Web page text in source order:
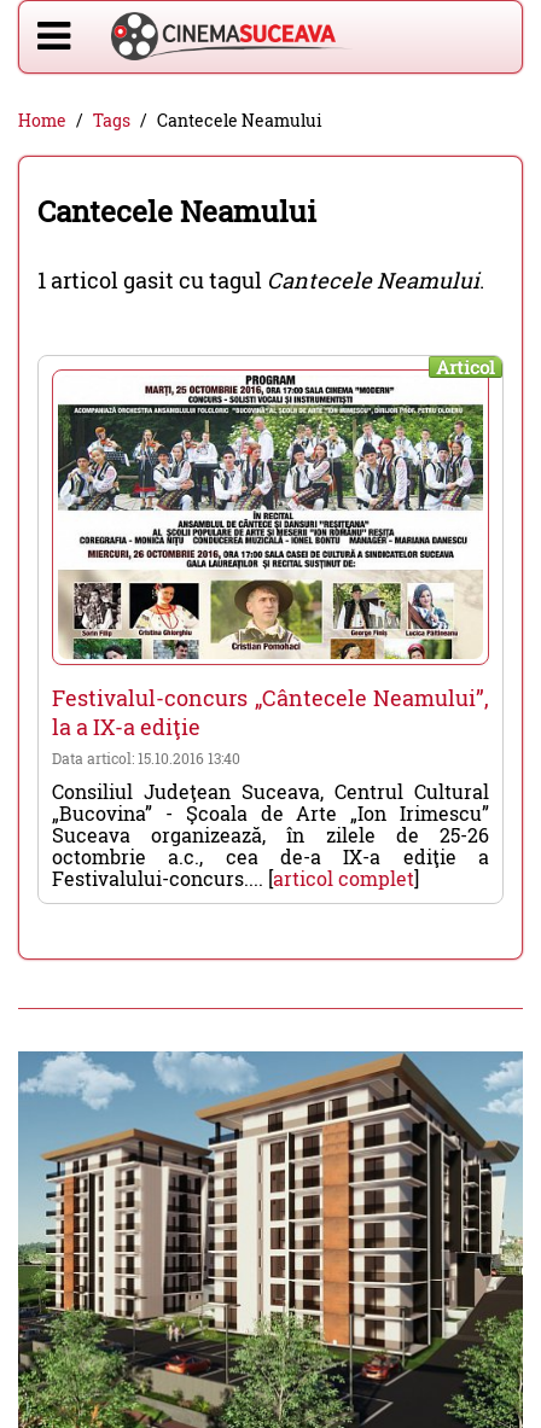
Home Tags Cantecele Neamului
Cantecele Neamului
1 articol gasit cu tagul Cantecele Neamului.
Articol
Festivalul-concurs „Cântecele Neamului”,
la a IX-a ediţie
Data articol: 15.10.2016 13:40
Consiliul Judeţean Suceava, Centrul Cultural
„Bucovina” - Şcoala de Arte „Ion Irimescu”
Suceava organizează, în zilele de 25-26
octombrie a.c., cea de-a IX-a ediţie a
Festivalului-concurs.... [articol complet]